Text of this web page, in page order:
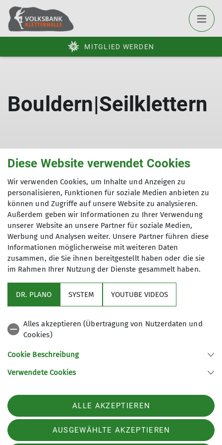
MITGLIED WERDEN
Bouldern|Seilklettern
Bouldern-Seilklettern
Kletterhalle der Sektion Marburg/Lahn des Deutschen Alpenvereins e.V.
35039 Marburg
Telefon +49 6421 9999555
Diese Website verwendet Cookies
Wir verwenden Cookies, um Inhalte und Anzeigen zu
personalisieren, Funktionen für soziale Medien anbieten zu
können und Zugriffe auf unsere Website zu analysieren.
Außerdem geben wir Informationen zu Ihrer Verwendung
unserer Website an unsere Partner für soziale Medien,
Werbung und Analysen weiter. Unsere Partner führen diese
Informationen möglicherweise mit weiteren Daten
zusammen, die Sie ihnen bereitgestellt haben oder die sie
im Rahmen Ihrer Nutzung der Dienste gesammelt haben.
DR. PLANO SYSTEM YOUTUBE VIDEOS
Alles akzeptieren (Übertragung von Nutzerdaten und
Cookies)
Cookie Beschreibung
Verwendete Cookies
ALLE AKZEPTIEREN
AUSGEWÄHLTE AKZEPTIEREN